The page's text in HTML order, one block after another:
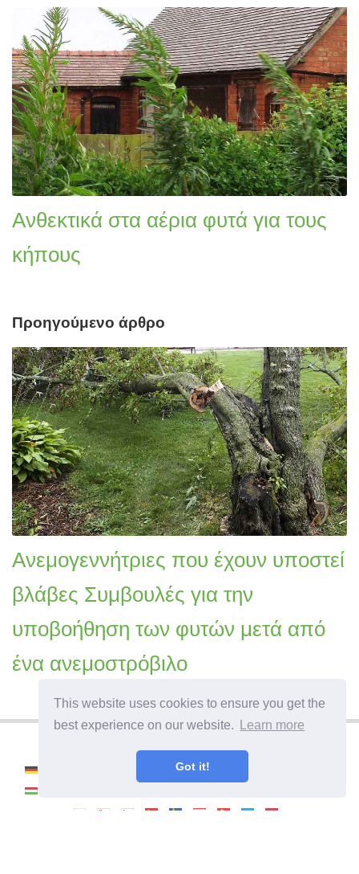
This website uses cookies to ensure you get the
best experience on our website.
Learn more
Got it!
Ανθεκτικά στα αέρια φυτά για τους
κήπους
Προηγούμενο άρθρο
Ανεμογεννήτριες που έχουν υποστεί
βλάβες Συμβουλές για την
υποβοήθηση των φυτών μετά από
ένα ανεμοστρόβιλο